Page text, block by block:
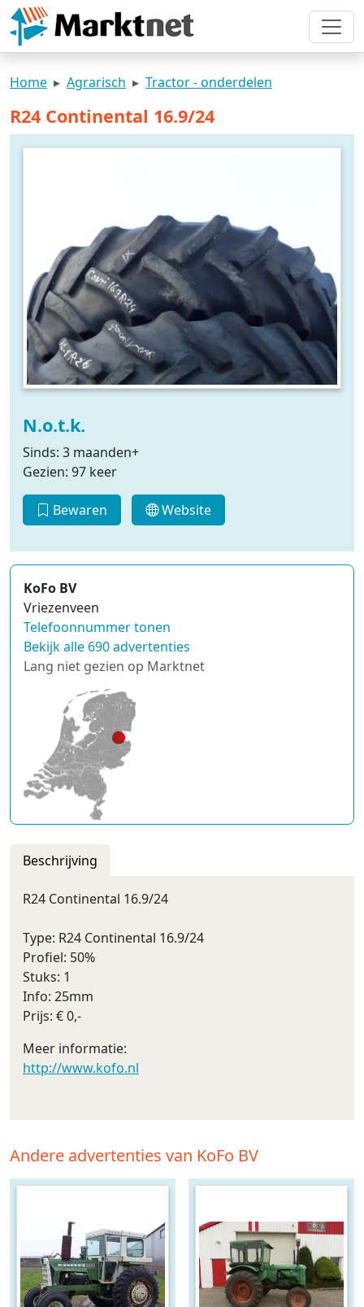
Home Agrarisch Tractor - onderdelen
R24 Continental 16.9/24
N.o.t.k.
Sinds: 3 maanden+
Gezien: 97 keer
Bewaren Website
KoFo BV
Vriezenveen
Telefoonnummer tonen
Bekijk alle 690 advertenties
Lang niet gezien op Marktnet
Beschrijving
R24 Continental 16.9/24
Type: R24 Continental 16.9/24
Profiel: 50%
Stuks: 1
Info: 25mm
Prijs: € 0,-
Meer informatie:
http://www.kofo.nl
Andere advertenties van KoFo BV